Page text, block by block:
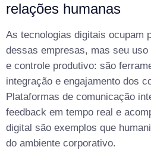
relações humanas
As tecnologias digitais ocupam
dessas empresas, mas seu
e controle produtivo: são
integração e engajamento dos
Plataformas de comunicação
feedback em tempo real e
digital são exemplos que
do ambiente corporativo.